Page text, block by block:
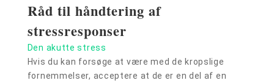
Råd til håndtering af
stressresponser
Den akutte stress
Hvis du kan forsøge at være med de kropslige
fornemmelser, acceptere at de er en del af en